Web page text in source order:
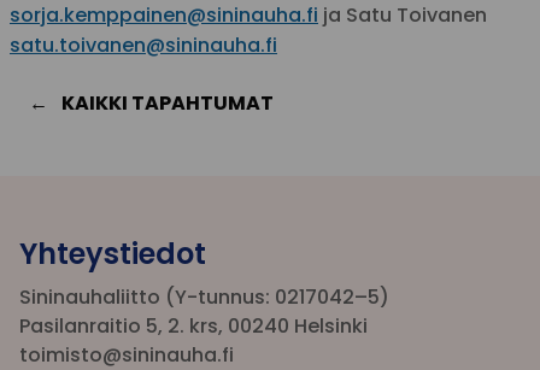
sorja.kemppainen@sininauha.fi ja Satu Toivanen
satu.toivanen@sininauha.fi
KAIKKI TAPAHTUMAT
Yhteystiedot
Sininauhaliitto (Y-tunnus: 0217042–5)
Pasilanraitio 5, 2. krs, 00240 Helsinki
toimisto@sininauha.fi